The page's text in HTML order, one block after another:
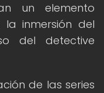
un elemento
inmersión del
del detective
de las series